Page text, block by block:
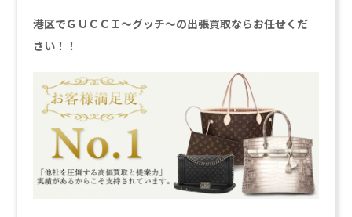
港区でＧＵＣＣＩ～グッチ～の出張買取ならお任せくだ
さい！！